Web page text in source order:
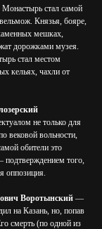
стал самой
Князья, бояре,
мешках,
дорожками музея.
стал местом
кельях, чахли от
не только для
вековой вольности,
обители это
подтверждением того,
оппозиция.
Воротынский —
на Казань, но, попав
смерть (по одной из